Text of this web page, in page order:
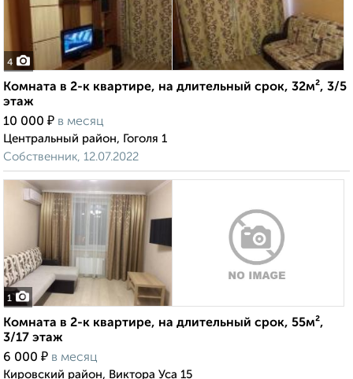
4
Комната в 2-к квартире, на длительный срок, 32м², 3/5
этаж
10 000 ₽ в месяц
Центральный район, Гоголя 1
Собственник, 12.07.2022
1
Комната в 2-к квартире, на длительный срок, 55м²,
3/17 этаж
6 000 ₽ в месяц
Кировский район, Виктора Уса 15